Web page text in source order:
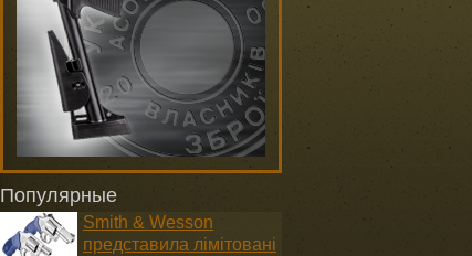
Популярные
Smith & Wesson
представила лімітовані